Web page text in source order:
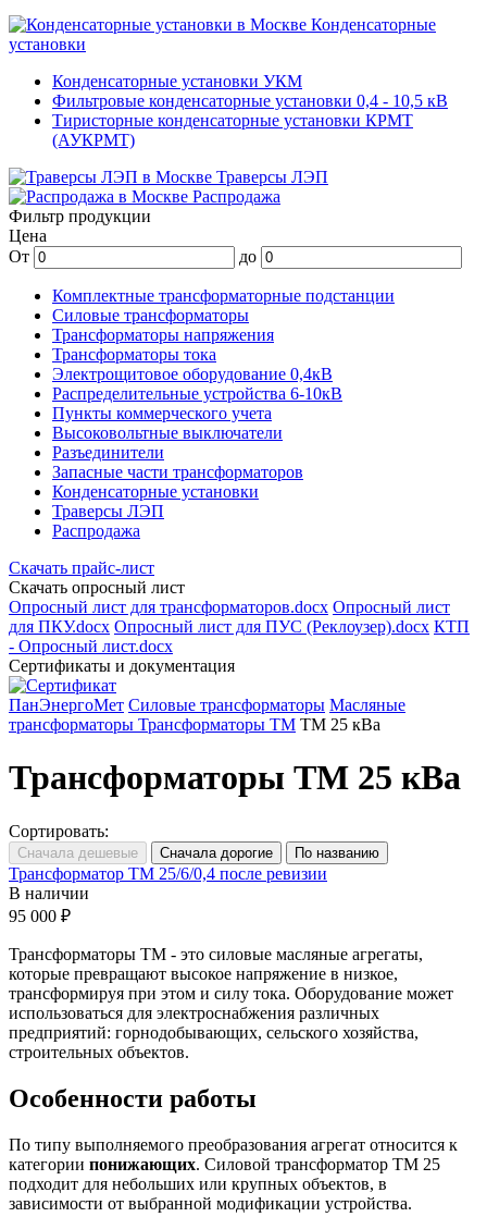
Конденсаторные
установки
Конденсаторные установки УКМ
Фильтровые конденсаторные установки 0,4 - 10,5 кВ
Тиристорные конденсаторные установки КРМТ
(АУКРМТ)
Траверсы ЛЭП
Распродажа
Фильтр продукции
Цена
От
до
Комплектные трансформаторные подстанции
Силовые трансформаторы
Трансформаторы напряжения
Трансформаторы тока
Электрощитовое оборудование 0,4кВ
Распределительные устройства 6-10кВ
Пункты коммерческого учета
Высоковольтные выключатели
Разъединители
Запасные части трансформаторов
Конденсаторные установки
Траверсы ЛЭП
Распродажа
Скачать прайс-лист
Скачать опросный лист
Опросный лист для трансформаторов.docx Опросный лист
для ПКУ.docx Опросный лист для ПУС (Реклоузер).docx КТП
- Опросный лист.docx
Сертификаты и документация
ПанЭнергоМет Силовые трансформаторы Масляные
трансформаторы Трансформаторы ТМ ТМ 25 кВа
Трансформаторы ТМ 25 кВа
Сортировать:
Трансформатор ТМ 25/6/0,4 после ревизии
В наличии
95 000 ₽
Трансформаторы ТМ - это силовые масляные агрегаты,
которые превращают высокое напряжение в низкое,
трансформируя при этом и силу тока. Оборудование может
использоваться для электроснабжения различных
предприятий: горнодобывающих, сельского хозяйства,
строительных объектов.
Особенности работы
По типу выполняемого преобразования агрегат относится к
категории понижающих. Силовой трансформатор ТМ 25
подходит для небольших или крупных объектов, в
зависимости от выбранной модификации устройства.